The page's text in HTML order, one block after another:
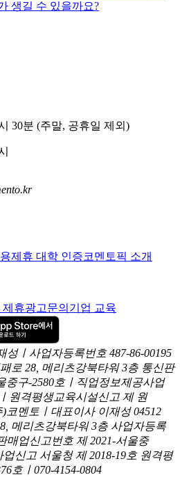
생길 수 있을까요?
30분 (주말, 공휴일 제외)
제휴 대학 인증코멘토픽 소개
제휴광고문의 기업 교육
ㅣ사업자등록번호 487-86-00195
로 28, 메리츠강북타워 3층 통신판
중구-2580호ㅣ직업정보제공사업
원격평생교육시설신고 제 원
)코멘토ㅣ대표이사 이재성 04512
메리츠강북타워 3층 사업자등록
매업신고번호 제 2021-서울중
신고 서울청 제 2018-19호 원격평
호ㅣ070-4154-0804